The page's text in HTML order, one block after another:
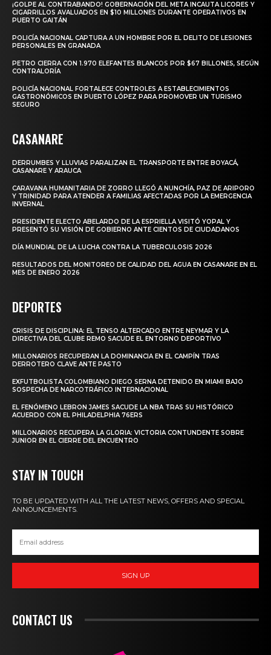
¡GOLPE AL CONTRABANDO! GOBERNACIÓN DEL META INCAUTA LICORES Y
CIGARRILLOS AVALUADOS EN $10 MILLONES DURANTE OPERATIVOS EN
PUERTO GAITÁN
POLICÍA NACIONAL CAPTURA A UN HOMBRE POR EL DELITO DE LESIONES
PERSONALES EN GRANADA
PETRO CIERRA CON 1.970 ELEFANTES BLANCOS POR $67 BILLONES, SEGÚN
CONTRALORÍA
POLICÍA NACIONAL FORTALECE CONTROLES A ESTABLECIMIENTOS
GASTRONÓMICOS EN PUERTO LÓPEZ PARA PROMOVER UN TURISMO
SEGURO
CASANARE
DERRUMBES Y LLUVIAS PARALIZAN EL TRANSPORTE ENTRE BOYACÁ,
CASANARE Y ARAUCA
CARAVANA HUMANITARIA DE ZORRO LLEGÓ A NUNCHÍA, PAZ DE ARIPORO
Y TRINIDAD PARA ATENDER A FAMILIAS AFECTADAS POR LA EMERGENCIA
INVERNAL
PRESIDENTE ELECTO ABELARDO DE LA ESPRIELLA VISITÓ YOPAL Y
PRESENTÓ SU VISIÓN DE GOBIERNO ANTE CIENTOS DE CIUDADANOS
DÍA MUNDIAL DE LA LUCHA CONTRA LA TUBERCULOSIS 2026
RESULTADOS DEL MONITOREO DE CALIDAD DEL AGUA EN CASANARE EN EL
MES DE ENERO 2026
DEPORTES
CRISIS DE DISCIPLINA: EL TENSO ALTERCADO ENTRE NEYMAR Y LA
DIRECTIVA DEL CLUBE REMO SACUDE EL ENTORNO DEPORTIVO
MILLONARIOS RECUPERAN LA DOMINANCIA EN EL CAMPÍN TRAS
DERROTERO CLAVE ANTE PASTO
EXFUTBOLISTA COLOMBIANO DIEGO SERNA DETENIDO EN MIAMI BAJO
SOSPECHA DE NARCOTRÁFICO INTERNACIONAL
EL FENÓMENO LEBRON JAMES SACUDE LA NBA TRAS SU HISTÓRICO
ACUERDO CON EL PHILADELPHIA 76ERS
MILLONARIOS RECUPERA LA GLORIA: VICTORIA CONTUNDENTE SOBRE
JUNIOR EN EL CIERRE DEL ENCUENTRO
STAY IN TOUCH
TO BE UPDATED WITH ALL THE LATEST NEWS, OFFERS AND SPECIAL
ANNOUNCEMENTS.
SIGN UP
CONTACT US